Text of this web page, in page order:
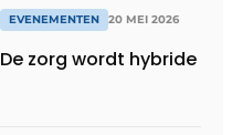
EVENEMENTEN 20 MEI 2026
De zorg wordt hybride